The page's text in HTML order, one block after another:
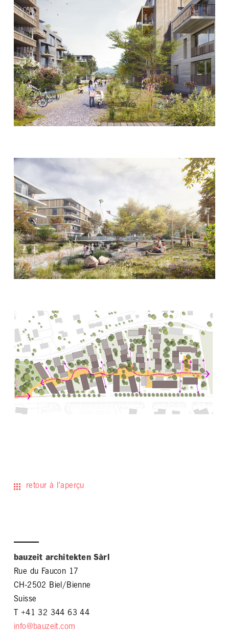
retour à l’aperçu
bauzeit architekten Sàrl
Rue du Faucon 17
CH-2502 Biel/Bienne
Suisse
T +41 32 344 63 44
info@bauzeit.com